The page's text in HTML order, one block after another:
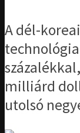
A dél-
milliárd
utolsó